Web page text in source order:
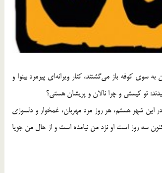
كوفه باز مي‌گشتند، كنار ويرانه‌اي پيرمرد بينوا و
تو كيستي و چرا نالان و پريشان هستي؟
اين شهر هستم، هر روز مرد مهربان، غمخوار و دلسوزي
سه روز است او نزد من نيامده است و از حال من جويا